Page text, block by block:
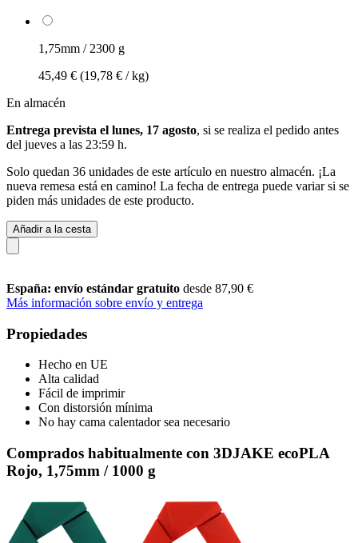
1,75mm / 2300 g
45,49 € (19,78 € / kg)
En almacén
Entrega prevista el lunes, 17 agosto, si se realiza el pedido antes
del jueves a las 23:59 h.
Solo quedan 36 unidades de este artículo en nuestro almacén. ¡La
nueva remesa está en camino! La fecha de entrega puede variar si se
piden más unidades de este producto.
Añadir a la cesta
España: envío estándar gratuito desde 87,90 €
Más información sobre envío y entrega
Propiedades
Hecho en UE
Alta calidad
Fácil de imprimir
Con distorsión mínima
No hay cama calentador sea necesario
Comprados habitualmente con 3DJAKE ecoPLA
Rojo, 1,75mm / 1000 g